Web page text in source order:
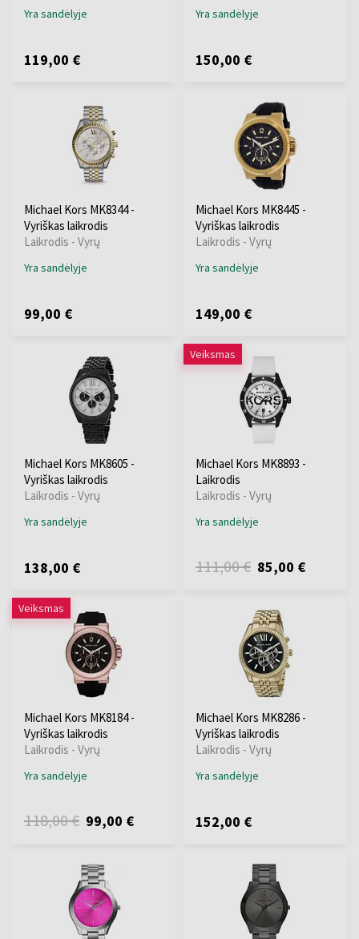
Yra sandėlyje
119,00 €
Yra sandėlyje
150,00 €
Michael Kors MK8344 -
Vyriškas laikrodis
Laikrodis - Vyrų
Yra sandėlyje
99,00 €
Michael Kors MK8445 -
Vyriškas laikrodis
Laikrodis - Vyrų
Yra sandėlyje
149,00 €
Michael Kors MK8605 -
Vyriškas laikrodis
Laikrodis - Vyrų
Yra sandėlyje
138,00 €
Veiksmas
Michael Kors MK8893 -
Laikrodis
Laikrodis - Vyrų
Yra sandėlyje
111,00 € 85,00 €
Veiksmas
Michael Kors MK8184 -
Vyriškas laikrodis
Laikrodis - Vyrų
Yra sandėlyje
118,00 € 99,00 €
Michael Kors MK8286 -
Vyriškas laikrodis
Laikrodis - Vyrų
Yra sandėlyje
152,00 €